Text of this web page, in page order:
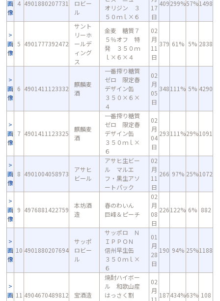
画
像
4 4901880207731
ロビー
ル
オリジン ３
５０ｍｌ×６
17
日
409299%57%1498
画
像
5 4901777392472
サント
リーホ
ールデ
ィング
ス
金麦 糖質７
５％オフ 特
発 ３５０ｍ
ｌ×６×４
02
月
11
日
379 61% 5% 2838
画
像
6 4901411123332
麒麟麦
酒
一番搾り糖質
ゼロ 限定春
デザイン缶
３５０×６×
４
02
月
05
日
348111% 5% 4290
画
像
7 4901411123325
麒麟麦
酒
一番搾り糖質
ゼロ 限定春
デザイン缶
３５０ｍｌ×
６
02
月
04
日
293111%29%1091
画
像
8 4901004058973
アサヒ
ビール
アサヒ生ビー
ル マルエ
フ・黒生アソ
ートパック
02
月
11
日
266 97% 25%1072
画
像
9 4976881422759
本坊酒
造
春のわいん
巨峰＆ピーチ
02
月
08
日
226122% 6% 882
画
像
10 4901880207694
サッポ
ロビー
ル
サッポロ Ｎ
ＩＰＰＯＮ
信州早生缶
３５０ｍｌ×
６
01
月
28
日
190 94% 25%1188
画 11 4904670489812 宝酒造
焼酎ハイボー
ル 和歌山産
はっさく割
02
月
11
187434%63% 108